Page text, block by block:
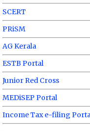
SCERT
PRiSM
AG Kerala
ESTB Portal
Junior Red Cross
MEDiSEP Portal
Income Tax e-filing